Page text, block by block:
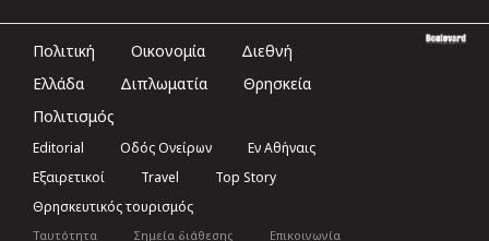
Πολιτική Οικονομία
Διεθνή
Ελλάδα
Διπλωματία
Θρησκεία
Πολιτισμός
Editorial Οδός Ονείρων
Εν Αθήναις
Εξαιρετικοί
Travel
Top Story
Θρησκευτικός τουρισμός
Ταυτότητα Σημεία διάθεσης Επικοινωνία